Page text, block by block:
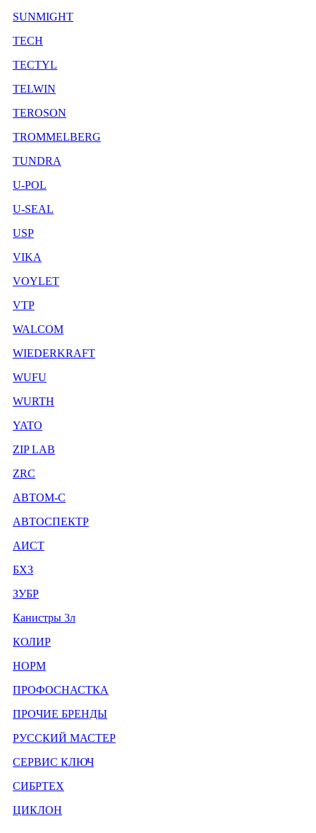
SUNMIGHT
TECH
TECTYL
TELWIN
TEROSON
TROMMELBERG
TUNDRA
U-POL
U-SEAL
USP
VIKA
VOYLET
VTP
WALCOM
WIEDERKRAFT
WUFU
WURTH
YATO
ZIP LAB
ZRC
АВТОМ-С
АВТОСПЕКТР
АИСТ
БХЗ
ЗУБР
Канистры 3л
КОЛИР
НОРМ
ПРОФОСНАСТКА
ПРОЧИЕ БРЕНДЫ
РУССКИЙ МАСТЕР
СЕРВИС КЛЮЧ
СИБРТЕХ
ЦИКЛОН